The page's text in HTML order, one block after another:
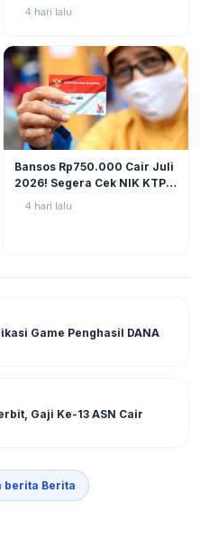
4 hari lalu
Bansos Rp750.000 Cair Juli
2026! Segera Cek NIK KTP
di Situs Resmi Kemensos
4 hari lalu
Game Penghasil DANA
Gaji Ke-13 ASN Cair
berita Berita